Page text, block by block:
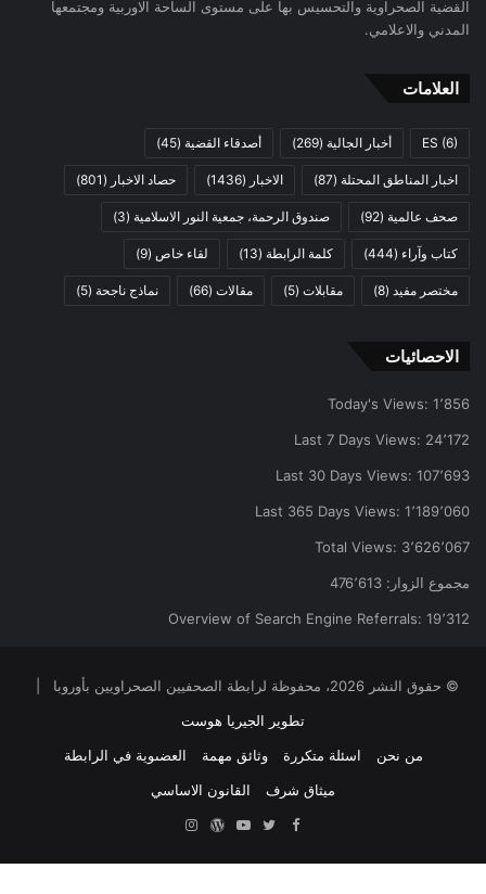
القضية الصحراوية والتحسيس بها على مستوى الساحة الاوربية ومجتمعها
المدني والاعلامي.
العلامات
ES (6) أخبار الجالية (269) أصدقاء القضية (45)
اخبار المناطق المحتلة (87) الاخبار (1436) حصاد الاخبار (801)
صحف عالمية (92) صندوق الرحمة، جمعية النور الاسلامية (3)
كتاب وآراء (444) كلمة الرابطة (13) لقاء خاص (9)
مختصر مفيد (8) مقابلات (5) مقالات (66) نماذج ناجحة (5)
الاحصائيات
Today's Views: 1٬856
Last 7 Days Views: 24٬172
Last 30 Days Views: 107٬693
Last 365 Days Views: 1٬189٬060
Total Views: 3٬626٬067
مجموع الزوار: 476٬613
Overview of Search Engine Referrals: 19٬312
© حقوق النشر 2026، محفوظة لرابطة الصحفيين الصحراويين بأوروبا |
تطوير الجيريا هوست
من نحن
اسئلة متكررة وثائق مهمة
العضىوية في الرابطة
ميثاق شرف
القانون الاساسي
Facebook
Twitter
YouTubeووردبريس